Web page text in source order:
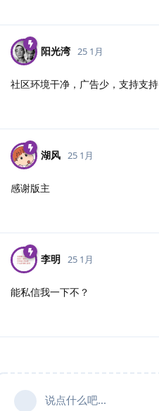
阳光湾 25 1月
社区环境干净，广告少，支持支持
湖风 25 1月
感谢版主
李明 25 1月
能私信我一下不？
说点什么吧...